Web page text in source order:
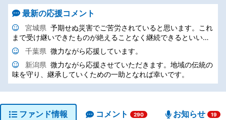
最新の応援コメント
宮城県 予期せぬ災害でご苦労されていると思います。これ
まで受け継いできたものが絶えることなく継続できるといいで
すね。千葉県 微力ながら応援しています。
新潟県 微力ながら応援させていただきます。地域の伝統の
味を守り、継承していくための一助となれば幸いです。
ファンド情報 コメント 290 お知らせ 19